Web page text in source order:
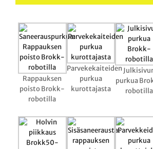
Rappauksen
poisto Brokk-
robotilla
Parvekekaiteiden
purkua
kurottajasta
purkua
robotilla